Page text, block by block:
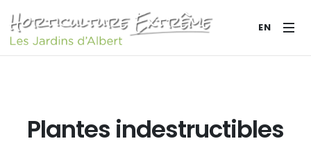
EN
Plantes indestructibles